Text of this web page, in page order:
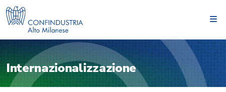
Internazionalizzazione